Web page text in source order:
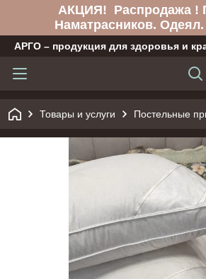
АКЦИЯ! Распродажа !
Наматрасников.
АРГО – продукция для здоровья и
Товары и услуги Постельные